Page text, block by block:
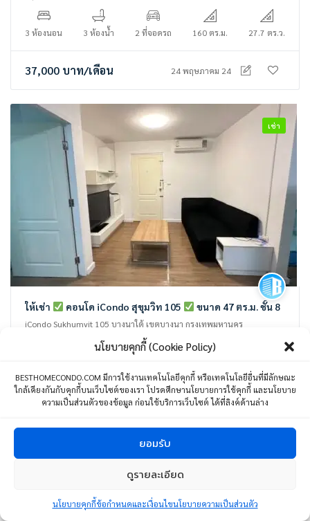
นโยบายคุกกี้ (Cookie Policy)
BESTHOMECONDO.COM มีการใช้งานเทคโนโลยีคุกกี้ หรือเทคโนโลยีอื่นที่มีลักษณะ
ใกล้เคียงกันกับคุกกี้บนเว็บไซต์ของเรา โปรดศึกษานโยบายการใช้คุกกี้ และนโยบาย
ความเป็นส่วนตัวของข้อมูล ก่อนใช้บริการเว็บไซต์ ได้ที่ลิงค์ด้านล่าง
ยอมรับ
ดูรายละเอียด
นโยบายคุกกี้ข้อกำหนดและเงื่อนไขนโยบายความเป็นส่วนตัว
3 ห้องนอน 3 ห้องน้ำ 2 ที่จอดรถ 160 ตร.ม. 27.7 ตร.ว.
37,000 บาท/เดือน 24 พฤษภาคม 24
เช่า
ให้เช่า คอนโด iCondo สุขุมวิท 105 ขนาด 47 ตร.ม. ชั้น 8
iCondo Sukhumvit 105 บางนาใต้ เขตบางนา กรุงเทพมหานคร
2 ห้องนอน 2 ห้องน้ำ 2 ที่จอดรถ 47 ตร.ม.